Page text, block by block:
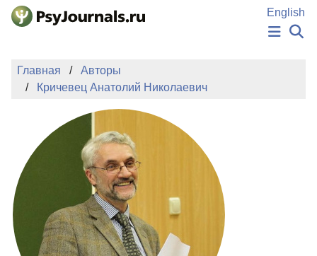
Перейти к основному содержанию
English
ИЗДАНИЯ
ПОДАТЬ РУКОПИСЬ
БАЗА ЗНАНИЙ
КЛЮЧЕВЫЕ СЛОВА
Регистрация
Главная
Авторы
Кричевец Анатолий Николаевич